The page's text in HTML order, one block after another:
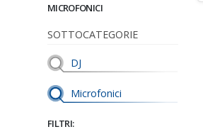
MICROFONICI
SOTTOCATEGORIE
DJ
Microfonici
FILTRI: